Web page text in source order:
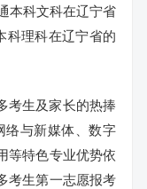
本科文科在辽宁省
科理科在辽宁省的
考生及家长的热捧
络与新媒体、数字
等特色专业优势依
考生第一志愿报考